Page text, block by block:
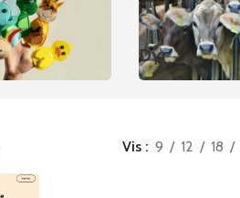
Dyr
Vis 9 12 18